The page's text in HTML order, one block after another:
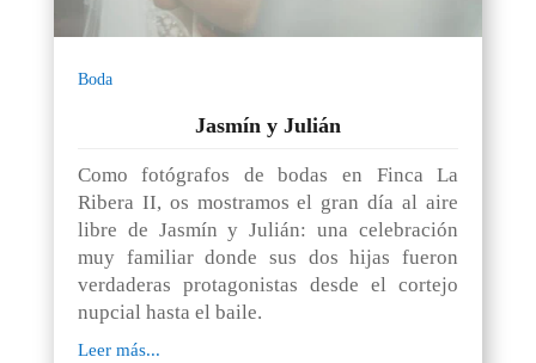
Boda
Jasmín y Julián
Como fotógrafos de bodas en Finca La
Ribera II, os mostramos el gran día al aire
libre de Jasmín y Julián: una celebración
muy familiar donde sus dos hijas fueron
verdaderas protagonistas desde el cortejo
nupcial hasta el baile.
Leer más...